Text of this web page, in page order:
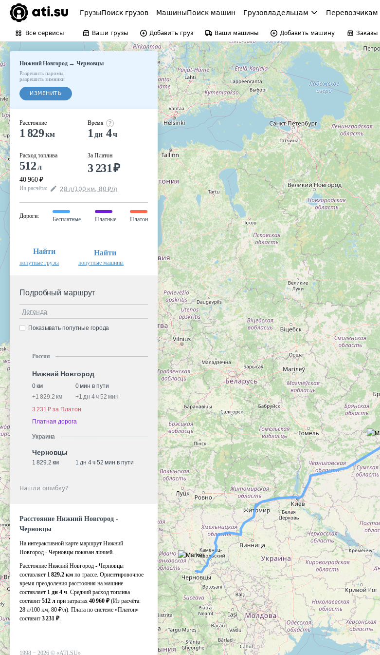
ГрузыПоиск грузов МашиныПоиск машин Грузовладельцам Перевозчикам
Все сервисы Ваши грузы Добавить груз Ваши машины Добавить машину Заказы
Нижний Новгород→Черновцы
Разрешить паромы
разрешить зимники
ИЗМЕНИТЬ
Расстояние
1 829км
Расход топлива
512л
40 960 ₽
Время
1 дн 4ч
За Платон
3 231₽
Из расчёта: 28 л/100 км, 80 ₽/л
Дороги:
Бесплатные Платные Платон
Найти
попутные грузы
Найти
попутные машины
Подробный маршрут
Легенда
Показывать попутные города
Россия
Нижний Новгород
0 км
0 мин в пути
+1 829.2 км +1 дн 4 ч 52 мин
3 231 ₽ за Платон
Платная дорога
Украина
Черновцы
1 829.2 км 1 дн 4 ч 52 мин в пути
Нашли ошибку?
Расстояние Нижний Новгород -
Черновцы
На интерактивной карте маршрут Нижний
Новгород - Черновцы показан линией.
Расстояние Нижний Новгород - Черновцы
составляет 1 829.2 км по трассе. Ориентировочное
время преодоления расстояния на машине
составляет 1 дн 4 ч. Средний расход топлива
составит 512 л при затратах 40 960 ₽ (Из расчёта:
28 л/100 км, 80 ₽/л). Плата по системе «Платон»
составит 3 231 ₽.
1998 − 2026 © «ATI.SU»